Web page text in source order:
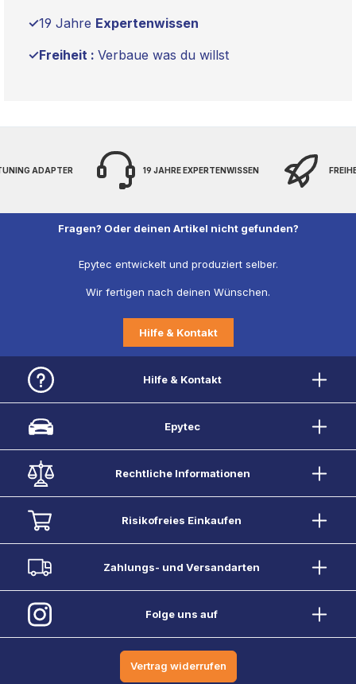
✓19 Jahre Expertenwissen
✓Freiheit : Verbaue was du willst
ADAPTER 19 JAHRE EXPERTENWISSEN
Fragen? Oder deinen Artikel nicht gefunden?
Epytec entwickelt und produziert selber.
Wir fertigen nach deinen Wünschen.
Hilfe & Kontakt
Hilfe & Kontakt
Epytec
Rechtliche Informationen
Risikofreies Einkaufen
Zahlungs- und Versandarten
Folge uns auf
Vertrag widerrufen